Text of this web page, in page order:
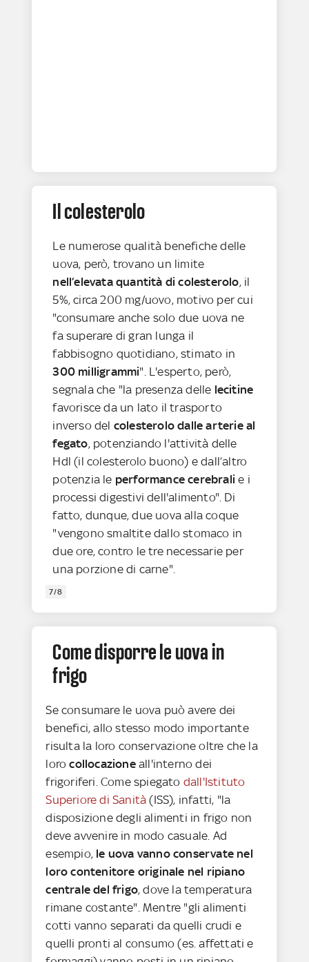
Il colesterolo
Le numerose qualità benefiche delle
uova, però, trovano un limite
nell’elevata quantità di colesterolo, il
5%, circa 200 mg/uovo, motivo per cui
"consumare anche solo due uova ne
fa superare di gran lunga il
fabbisogno quotidiano, stimato in
300 milligrammi". L'esperto, però,
segnala che "la presenza delle lecitine
favorisce da un lato il trasporto
inverso del colesterolo dalle arterie al
fegato, potenziando l'attività delle
Hdl (il colesterolo buono) e dall’altro
potenzia le performance cerebrali e i
processi digestivi dell'alimento". Di
fatto, dunque, due uova alla coque
"vengono smaltite dallo stomaco in
due ore, contro le tre necessarie per
una porzione di carne".
7/8
Come disporre le uova in
frigo
Se consumare le uova può avere dei
benefici, allo stesso modo importante
risulta la loro conservazione oltre che la
lorocollocazioneall'interno dei
frigoriferi. Come spiegato dall'Istituto
Superiore di Sanità (ISS), infatti, "la
disposizione degli alimenti in frigo non
deve avvenire in modo casuale. Ad
esempio, le uova vanno conservate nel
loro contenitore originale nel ripiano
centrale del frigo, dove la temperatura
rimane costante". Mentre "gli alimenti
cotti vanno separati da quelli crudi e
quelli pronti al consumo (es. affettati e